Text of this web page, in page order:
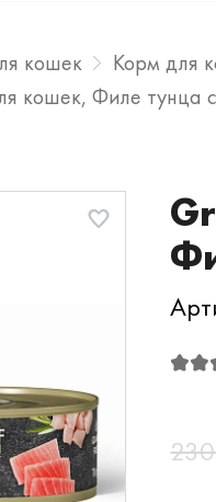
кошек Корм для
кошек, Филе тунца